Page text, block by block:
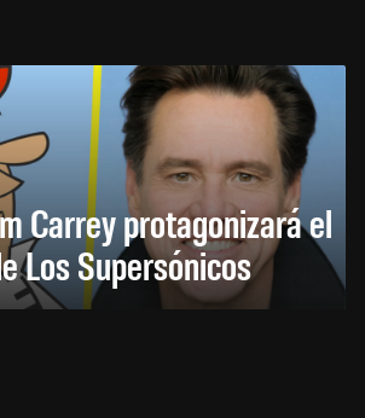
Carrey protagonizará el
Los Supersónicos